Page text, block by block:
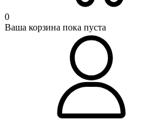
0
Ваша корзина пока пуста